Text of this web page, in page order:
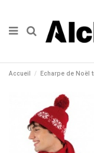
Accueil Echarpe de Noël